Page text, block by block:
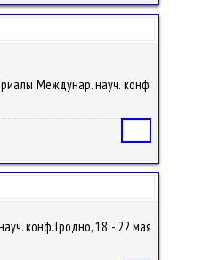
Междунар. науч. конф.
конф. Гродно, 18 - 22 мая